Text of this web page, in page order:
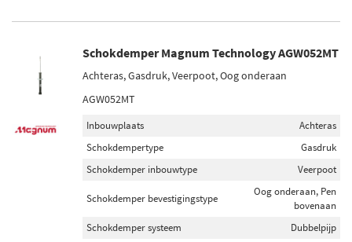
Schokdemper Magnum Technology AGW052MT
Achteras, Gasdruk, Veerpoot, Oog onderaan
AGW052MT
Inbouwplaats
Achteras
Schokdempertype
Gasdruk
Schokdemper inbouwtype
Veerpoot
Schokdemper bevestigingstype
Oog onderaan, Pen
bovenaan
Schokdemper systeem
Dubbelpijp